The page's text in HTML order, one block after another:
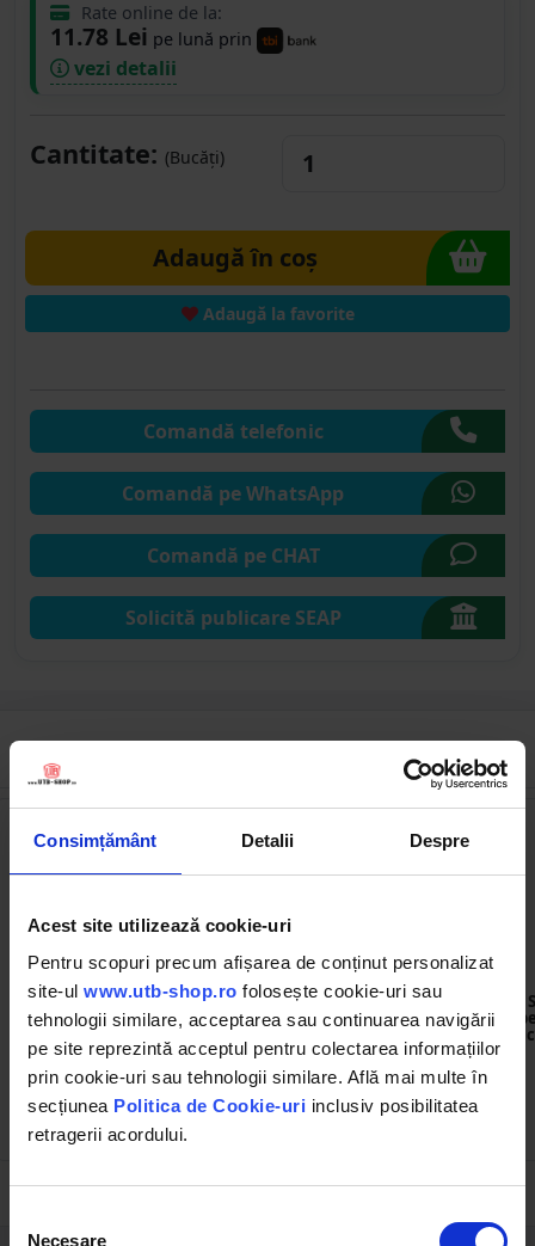
Consimțământ Detalii Despre
Acest site utilizează cookie-uri
Pentru scopuri precum afișarea de conținut personalizat
site-ul www.utb-shop.ro folosește cookie-uri sau
tehnologii similare, acceptarea sau continuarea navigării
pe site reprezintă acceptul pentru colectarea informațiilor
prin cookie-uri sau tehnologii similare. Află mai multe în
secțiunea Politica de Cookie-uri inclusiv posibilitatea
retragerii acordului.
Necesare
Rate online de la:
11.78 Lei pe lună prin
vezi detalii
Cantitate: (Bucăți)
Adaugă în coș
Adaugă la favorite
Comandă telefonic
Comandă pe WhatsApp
Comandă pe CHAT
Solicită publicare SEAP
BK85011
Furtun irigatii/pomp. din
PVC 2 toli, lungime 20m cu
racord de aluminiu, max 6
bar, panzat Breckner
Germany (3)
64.37 RON
BK78271
Plasa umbrire 85% latime
1.75M si lungime 20M verde
din polietilena cu protectie
UV
(5)